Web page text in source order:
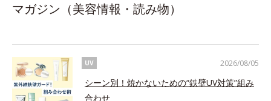
マガジン（美容情報・読み物）
UV
シーン別！焼かないための“鉄壁UV対策”組み
合わせ
2026/08/05